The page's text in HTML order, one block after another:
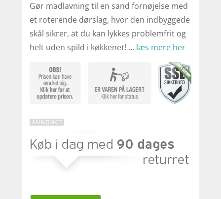
Gør madlavning til en sand fornøjelse med
et roterende dørslag, hvor den indbyggede
skål sikrer, at du kan lykkes problemfrit og
helt uden spild i køkkenet! … læs mere her